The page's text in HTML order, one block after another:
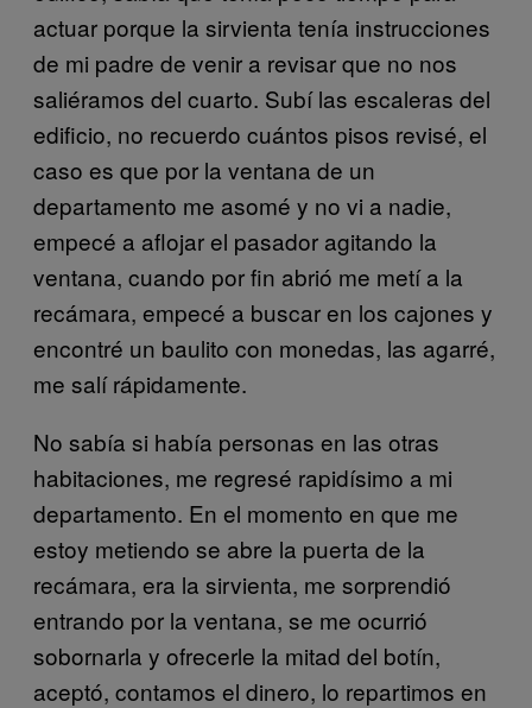
actuar porque la sirvienta tenía instrucciones
de mi padre de venir a revisar que no nos
saliéramos del cuarto. Subí las escaleras del
edificio, no recuerdo cuántos pisos revisé, el
caso es que por la ventana de un
departamento me asomé y no vi a nadie,
empecé a aflojar el pasador agitando la
ventana, cuando por fin abrió me metí a la
recámara, empecé a buscar en los cajones y
encontré un baulito con monedas, las agarré,
me salí rápidamente.
No sabía si había personas en las otras
habitaciones, me regresé rapidísimo a mi
departamento. En el momento en que me
estoy metiendo se abre la puerta de la
recámara, era la sirvienta, me sorprendió
entrando por la ventana, se me ocurrió
sobornarla y ofrecerle la mitad del botín,
aceptó, contamos el dinero, lo repartimos en